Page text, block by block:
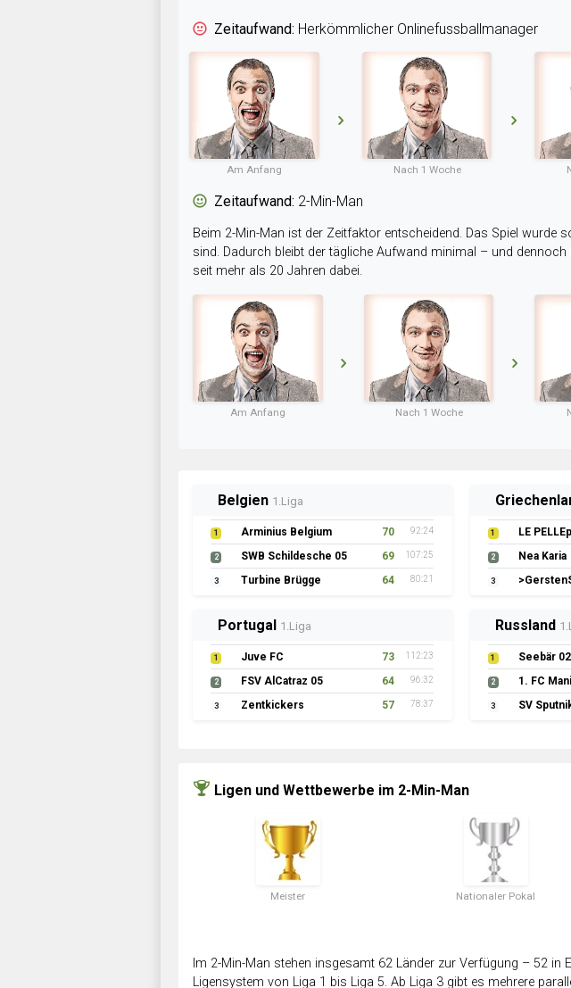
Zeitaufwand: Herkömmlicher Onlinefussballmanager
Am Anfang Nach 1 Woche
Zeitaufwand: 2-Min-Man
Beim 2-Min-Man ist der Zeitfaktor entscheidend. Das Spiel wurde
sind. Dadurch bleibt der tägliche Aufwand minimal – und
seit mehr als 20 Jahren dabei.
Am Anfang Nach 1 Woche
Belgien 1.Liga
1 Arminius Belgium 70 92:24
2 SWB Schildesche 05 69 107:25
3 Turbine Brügge 64 80:21
1 LE
2 Nea Karia
3
Portugal 1.Liga
1 Juve FC 73 112:23
2 FSV AlCatraz 05 64 96:32
3 Zentkickers 57 78:37
Russland
1 Seebär 02
2 1. FC
3 SV
Ligen und Wettbewerbe im 2-Min-Man
Meister Nationaler Pokal
Im 2-Min-Man stehen insgesamt 62 Länder zur Verfügung – 52
Ligensystem von Liga 1 bis Liga 5. Ab Liga 3 gibt es mehrere